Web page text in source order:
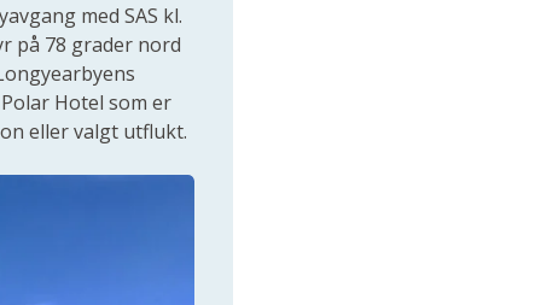
med SAS kl.
på 78 grader nord
Hotel som er
eller valgt utflukt.